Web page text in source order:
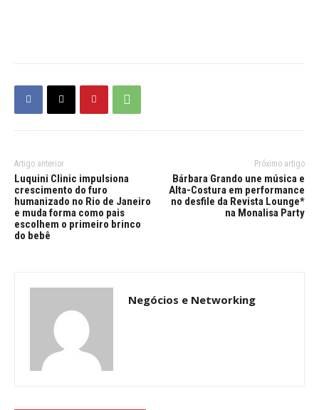
Artigo anterior
Luquini Clinic impulsiona
crescimento do furo
humanizado no Rio de Janeiro
e muda forma como pais
escolhem o primeiro brinco
do bebê
Próximo artigo
Bárbara Grando une música e
Alta-Costura em performance
no desfile da Revista Lounge*
na Monalisa Party
Negócios e Networking